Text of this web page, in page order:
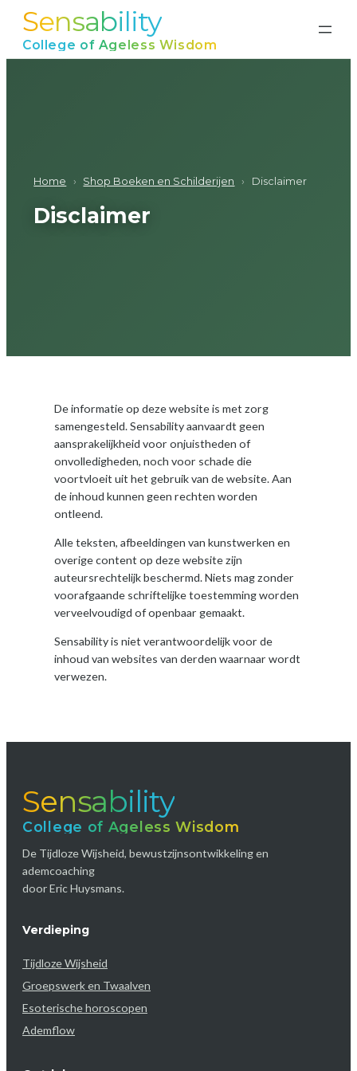
naarSensability
College of Ageless Wisdom
Home › Shop Boeken en Schilderijen › Disclaimer
Disclaimer
De informatie op deze website is met zorg
samengesteld. Sensability aanvaardt geen
aansprakelijkheid voor onjuistheden of
onvolledigheden, noch voor schade die
voortvloeit uit het gebruik van de website. Aan
de inhoud kunnen geen rechten worden
ontleend.
Alle teksten, afbeeldingen van kunstwerken en
overige content op deze website zijn
auteursrechtelijk beschermd. Niets mag zonder
voorafgaande schriftelijke toestemming worden
verveelvoudigd of openbaar gemaakt.
Sensability is niet verantwoordelijk voor de
inhoud van websites van derden waarnaar wordt
verwezen.
Sensability
College of Ageless Wisdom
De Tijdloze Wijsheid, bewustzijnsontwikkeling en
ademcoaching
door Eric Huysmans.
Verdieping
Tijdloze Wijsheid
Groepswerk en Twaalven
Esoterische horoscopen
Ademflow